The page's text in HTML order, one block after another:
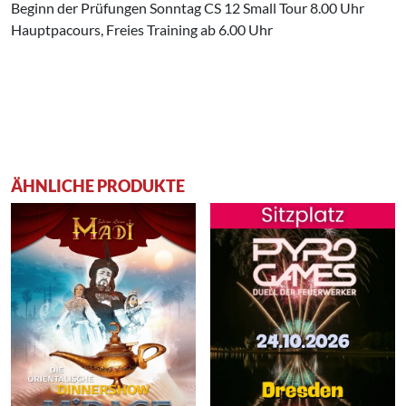
Beginn der Prüfungen Sonntag CS 12 Small Tour 8.00 Uhr
Hauptpacours, Freies Training ab 6.00 Uhr
ÄHNLICHE PRODUKTE